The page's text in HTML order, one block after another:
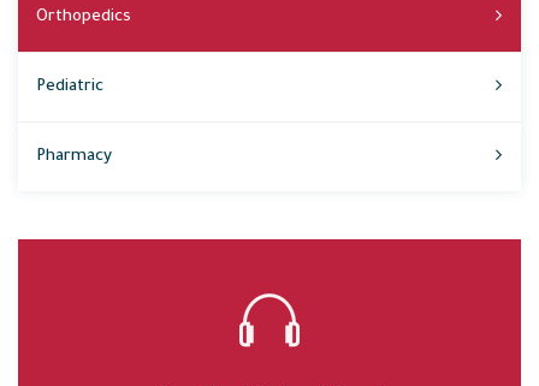
Orthopedics
Pediatric
Pharmacy